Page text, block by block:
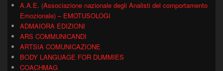
A.A.E. (Associazione nazionale degli Analisti del comportamento
Emozionale) – EMOTUSOLOGI
ADMAIORA EDIZIONI
ARS COMMUNICANDI
ARTSIA COMUNICAZIONE
BODY LANGUAGE FOR DUMMIES
COACHMAG